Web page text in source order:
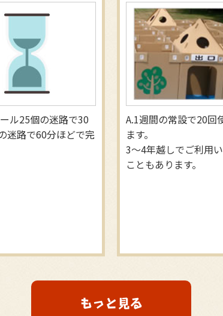
ル25個の迷路で30
迷路で60分ほどで完
1週間の常設で20回
ます。
3～4年越しでご利用
こともあります。
もっと見る